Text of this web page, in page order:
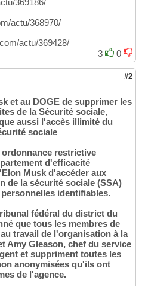
actu/368970/
actu/369428/
3
0
#2
et au DOGE de supprimer les
de la Sécurité sociale,
aussi l'accès illimité du
sociale
ordonnance restrictive
d'efficacité
Musk d'accéder aux
de la sécurité sociale (SSA)
identifiables.
fédéral du district du
que tous les membres de
travail de l'organisation à la
Amy Gleason, chef du service
et suppriment toutes les
anonymisées qu'ils ont
de l'agence.